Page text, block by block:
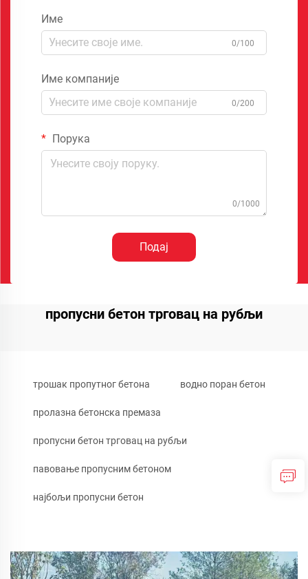
Име
0/100
Име компаније
0/200
Порука
0/1000
Подај
пропусни бетон трговац на рубљи
трошак пропутног бетона водно поран бетон
пролазна бетонска премаза
пропусни бетон трговац на рубљи
павовање пропусним бетоном
најбољи пропусни бетон